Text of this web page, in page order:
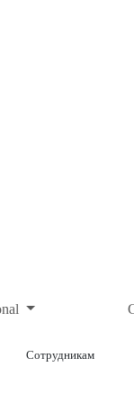
Сотрудникам